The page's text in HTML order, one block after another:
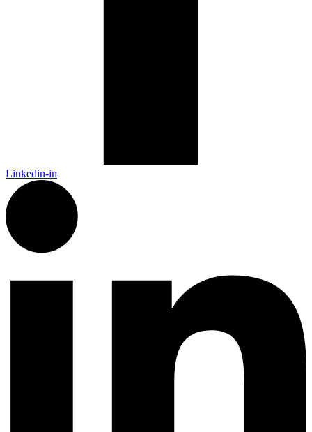
Linkedin-in